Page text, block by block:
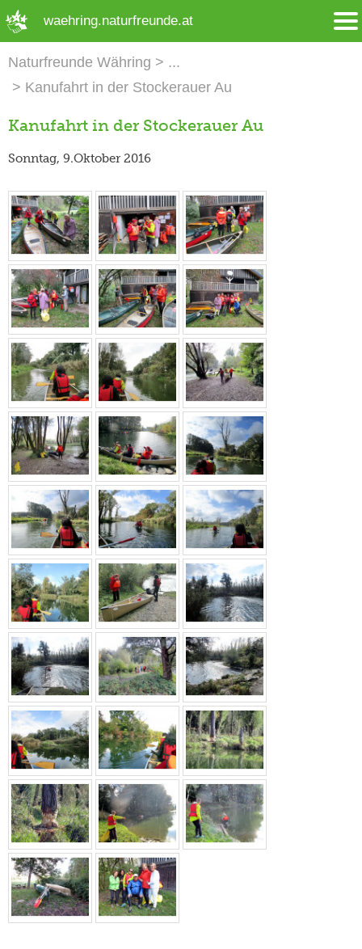
waehring.naturfreunde.at
Naturfreunde Währing
Kanufahrt in der Stockerauer Au
Kanufahrt in der Stockerauer Au
Sonntag, 9.Oktober 2016